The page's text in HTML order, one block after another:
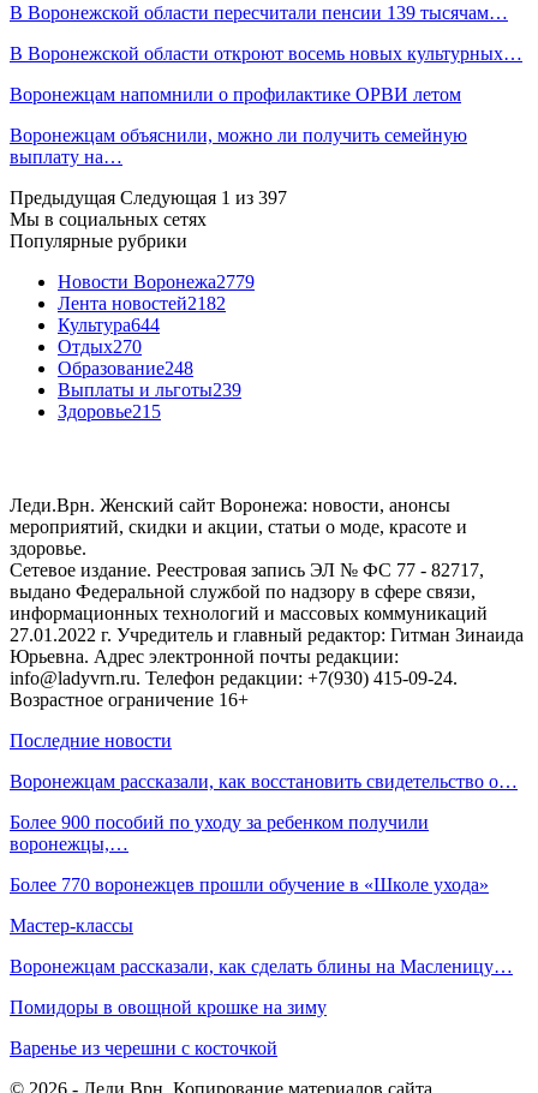
В Воронежской области пересчитали пенсии 139 тысячам…
В Воронежской области откроют восемь новых культурных…
Воронежцам напомнили о профилактике ОРВИ летом
Воронежцам объяснили, можно ли получить семейную
выплату на…
Предыдущая Следующая 1 из 397
Мы в социальных сетях
Популярные рубрики
Новости Воронежа2779
Лента новостей2182
Культура644
Отдых270
Образование248
Выплаты и льготы239
Здоровье215
Леди.Врн. Женский сайт Воронежа: новости, анонсы
мероприятий, скидки и акции, статьи о моде, красоте и
здоровье.
Сетевое издание. Реестровая запись ЭЛ № ФС 77 - 82717,
выдано Федеральной службой по надзору в сфере связи,
информационных технологий и массовых коммуникаций
27.01.2022 г. Учредитель и главный редактор: Гитман Зинаида
Юрьевна. Адрес электронной почты редакции:
info@ladyvrn.ru. Телефон редакции: +7(930) 415-09-24.
Возрастное ограничение 16+
Последние новости
Воронежцам рассказали, как восстановить свидетельство о…
Более 900 пособий по уходу за ребенком получили
воронежцы,…
Более 770 воронежцев прошли обучение в «Школе ухода»
Мастер-классы
Воронежцам рассказали, как сделать блины на Масленицу…
Помидоры в овощной крошке на зиму
Варенье из черешни с косточкой